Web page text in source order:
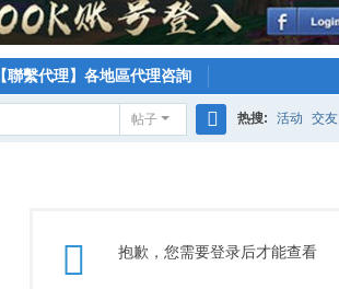
【聯繫代理】各地區代理咨詢
帖子 热搜: 活动 交友
抱歉，您需要登录后才能查看